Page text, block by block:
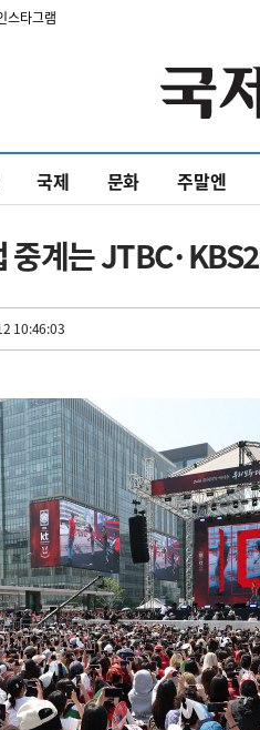
스타그램
국제 문화 주말엔
중계는 JTBC·KBS2
10:46:03